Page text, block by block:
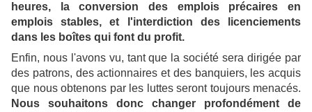
heures, la conversion des emplois précaires en
emplois stables, et l'interdiction des licenciements
dans les boîtes qui font du profit.
Enfin, nous l'avons vu, tant que la société sera dirigée par
des patrons, des actionnaires et des banquiers, les acquis
que nous obtenons par les luttes seront toujours menacés.
Nous souhaitons
donc changer profondément de